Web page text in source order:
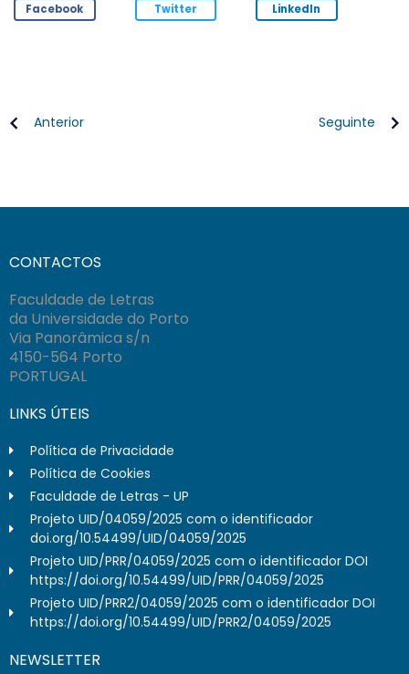
Facebook Twitter LinkedIn
Anterior Seguinte
CONTACTOS
Faculdade de Letras
da Universidade do Porto
Via Panorâmica s/n
4150-564 Porto
PORTUGAL
LINKS ÚTEIS
Política de Privacidade
Política de Cookies
Faculdade de Letras - UP
Projeto UID/04059/2025 com o identificador
doi.org/10.54499/UID/04059/2025
Projeto UID/PRR/04059/2025 com o identificador DOI
https://doi.org/10.54499/UID/PRR/04059/2025
Projeto UID/PRR2/04059/2025 com o identificador DOI
https://doi.org/10.54499/UID/PRR2/04059/2025
NEWSLETTER